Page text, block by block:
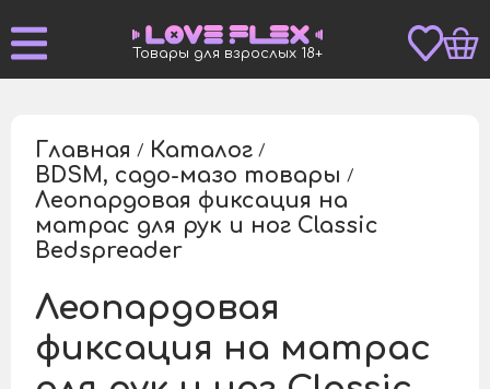
Товары для взрослых 18+
Главная / Каталог /
BDSM, садо-мазо товары /
Леопардовая фиксация на
матрас для рук и ног Classic
Bedspreader
Леопардовая
фиксация на матрас